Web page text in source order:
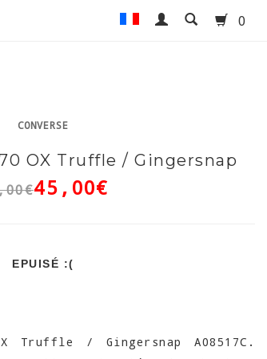
0
CONVERSE
OX Truffle / Gingersnap
45,00€
EPUISÉ :(
Truffle / Gingersnap A08517C.